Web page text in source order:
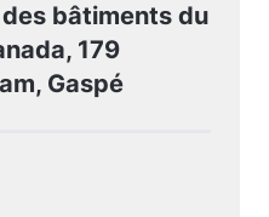
des bâtiments du
179
Gaspé